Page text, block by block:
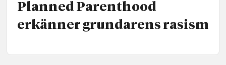
Planned Parenthood
erkänner grundarens rasism